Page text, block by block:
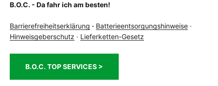
B.O.C. - Da fahr ich am besten!
Barrierefreiheitserklärung · Batterieentsorgungshinweise ·
Hinweisgeberschutz · Lieferketten-Gesetz
B.O.C. TOP SERVICES >